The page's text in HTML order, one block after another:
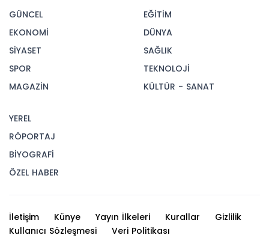
GÜNCEL
EKONOMİ
SİYASET
SPOR
MAGAZİN
EĞİTİM
DÜNYA
SAĞLIK
TEKNOLOJİ
KÜLTÜR - SANAT
YEREL
RÖPORTAJ
BİYOGRAFİ
ÖZEL HABER
İletişim Künye Yayın İlkeleri Kurallar
Gizlilik
Kullanıcı Sözleşmesi
Veri Politikası